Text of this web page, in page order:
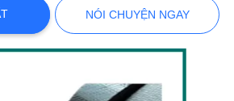
NÓI CHUYỆN NGAY